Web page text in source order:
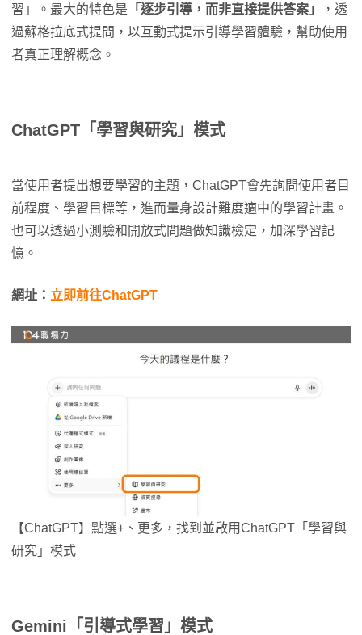
習」。最大的特色是 「逐步引導，而非直接提供答案」
，透
過蘇格拉底式提問，以互動式提示引導學習體驗，幫助使用
者真正理解概念。
ChatGPT「學習與研究」模式
當使用者提出想要學習的主題，ChatGPT會先詢問使用者目
前程度、學習目標等，進而量身設計難度適中的學習計畫。
也可以透過小測驗和開放式問題做知識檢定，加深學習記
憶。
網址： 立即前往ChatGPT
【ChatGPT】點選+、更多，找到並啟用ChatGPT「學習與
研究」模式
Gemini「引導式學習」模式